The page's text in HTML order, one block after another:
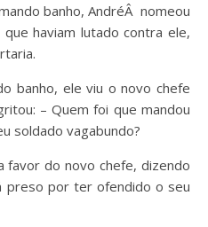
banho, AndréÂ nomeou
haviam lutado contra ele,
banho, ele viu o novo chefe
– Quem foi que mandou
soldado vagabundo?
favor do novo chefe, dizendo
preso por ter ofendido o seu